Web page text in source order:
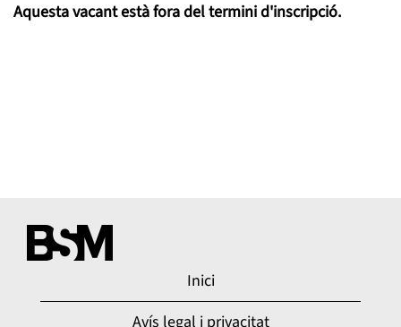
Aquesta vacant està fora del termini d'inscripció.
Inici
Avís legal i privacitat